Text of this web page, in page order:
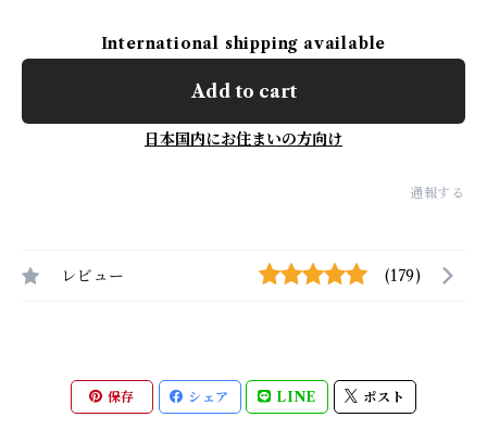
International shipping available
Add to cart
日本国内にお住まいの方向け
通報する
レビュー (179)
保存 シェア LINE ポスト